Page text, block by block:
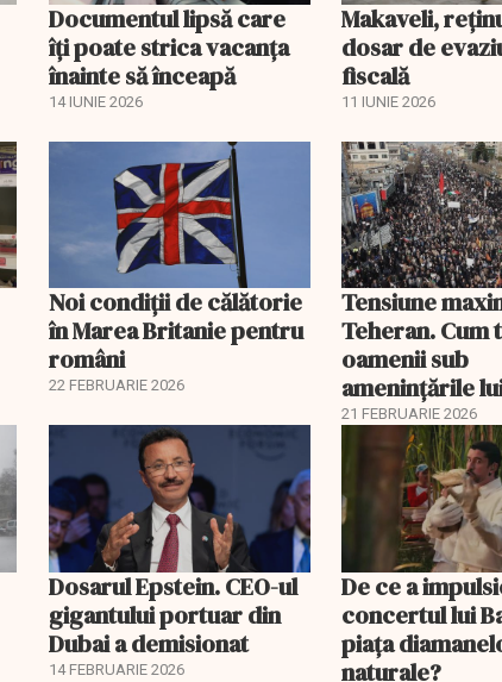
Documentul lipsă care
îți poate strica vacanța
înainte să înceapă
14 IUNIE 2026
Makaveli,
dosar de
fiscală
11 IUNIE 2026
Noi condiții de călătorie
în Marea Britanie pentru
români
22 FEBRUARIE 2026
Tensiune
Teheran. Cum
oamenii sub
amenințările
21 FEBRUARIE 2026
Dosarul Epstein. CEO-ul
gigantului portuar din
Dubai a demisionat
14 FEBRUARIE 2026
De ce a
concertul lui
piața
naturale?